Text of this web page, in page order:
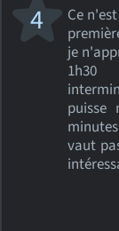
Ce
je
1h30
puisse
vaut
4